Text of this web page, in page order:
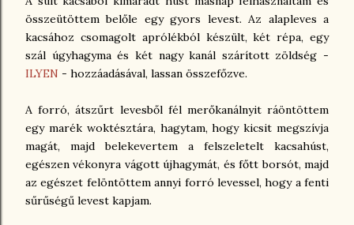
összeütöttem belőle egy gyors levest. Az alapleves a
kacsához csomagolt aprólékból készült, két répa, egy
szál úgyhagyma és két nagy kanál szárított zöldség -
ILYEN - hozzáadásával, lassan összefőzve.
A forró, átszűrt levesből fél merőkanálnyit ráöntöttem
egy marék woktésztára, hagytam, hogy kicsit megszívja
magát, majd belekevertem a felszeletelt kacsahúst,
egészen vékonyra vágott újhagymát, és főtt borsót, majd
az egészet felöntöttem annyi forró levessel, hogy a fenti
sűrűségű levest kapjam.